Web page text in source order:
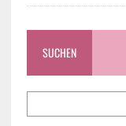
SUCHEN